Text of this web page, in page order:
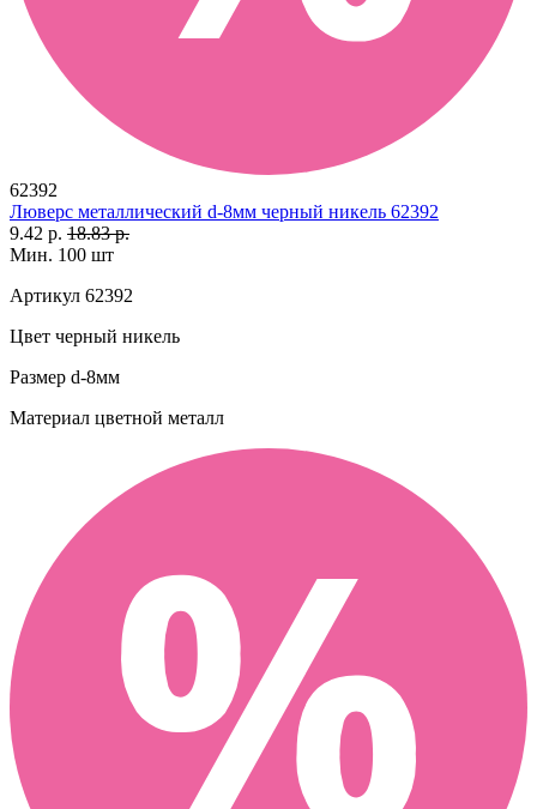
62392
Люверс металлический d-8мм черный никель 62392
9.42 р. 18.83 р.
Мин. 100 шт
Артикул 62392
Цвет черный никель
Размер d-8мм
Материал цветной металл